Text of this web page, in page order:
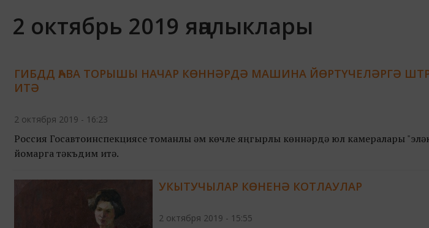
2 октябрь 2019 яңалыклары
ГИБДД ҺАВА ТОРЫШЫ НАЧАР КӨННӘРДӘ МАШИНА ЙӨРТҮЧЕЛӘРГӘ
ИТӘ
2 октября 2019 - 16:23
Россия Госавтоинспекциясе томанлы һәм көчле яңгырлы көннәрдә юл камералары
йомарга тәкъдим итә.
УКЫТУЧЫЛАР КӨНЕНӘ КОТЛАУЛАР
2 октября 2019 - 15:55